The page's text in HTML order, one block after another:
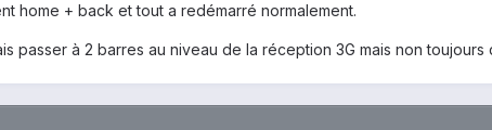
home + back et tout a redémarré normalement.
passer à 2 barres au niveau de la réception 3G mais non